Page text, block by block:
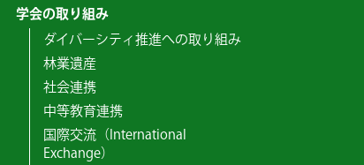
学会の取り組み
ダイバーシティ推進への取り組み
林業遺産
社会連携
中等教育連携
国際交流（International
Exchange）